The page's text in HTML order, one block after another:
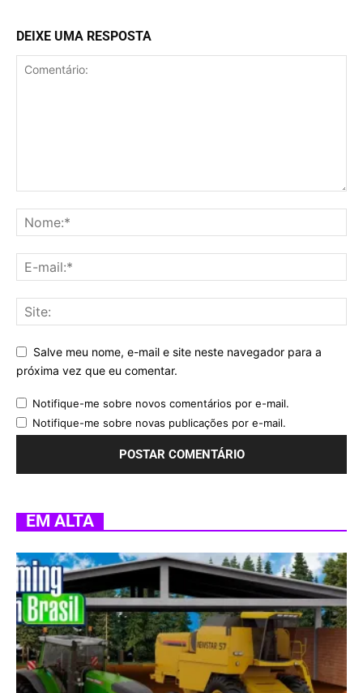
DEIXE UMA RESPOSTA
Salve meu nome, e-mail e site neste navegador para a
próxima vez que eu comentar.
Notifique-me sobre novos comentários por e-mail.
Notifique-me sobre novas publicações por e-mail.
EM ALTA